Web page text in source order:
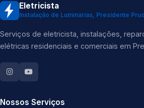
Eletricista
Instalação de Luminárias, Presidente
Serviços de eletricista, instalações,
elétricas residenciais e comerciais em
Nossos Serviços